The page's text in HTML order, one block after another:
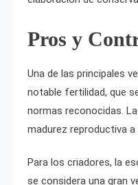
Pros y
Una de las principales
notable fertilidad, que
normas reconocidas.
madurez reproductiva
Para los criadores, la
se considera una gran